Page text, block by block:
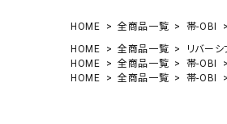
HOME 全商品一覧 帯-OBI
HOME
全商品一覧
リバー
HOME
全商品一覧 帯-OBI
HOME
全商品一覧 帯-OBI